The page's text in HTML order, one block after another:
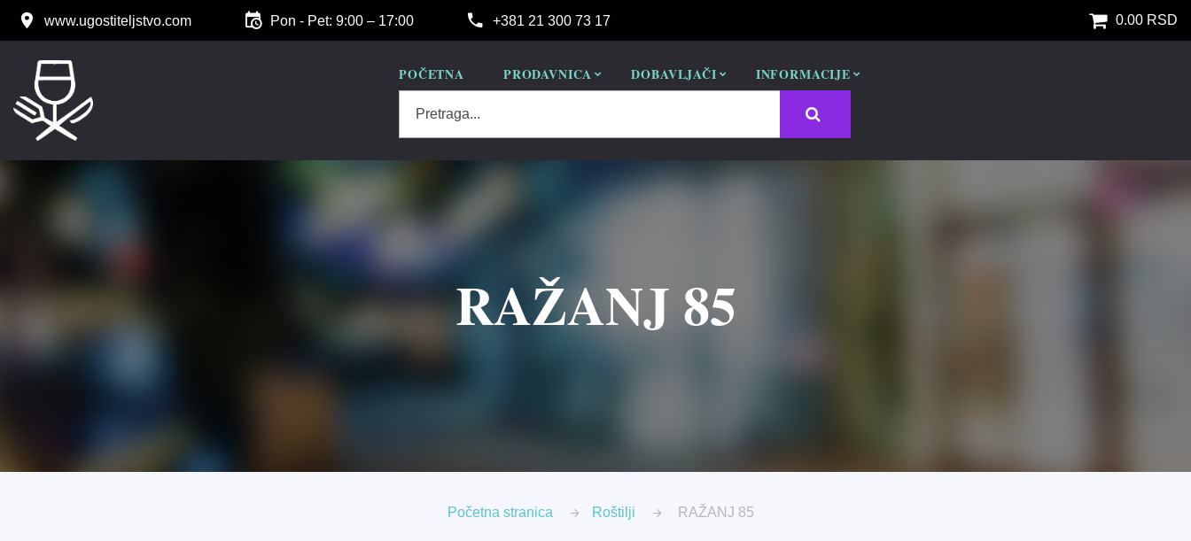
www.ugostiteljstvo.com Pon - Pet: 9:00 – 17:00 +381 21 300 73 17 0.00 RSD
POČETNA PRODAVNICA DOBAVLJAČI INFORMACIJE
Pretraga...
RAŽANJ 85
Početna stranica Roštilji RAŽANJ 85